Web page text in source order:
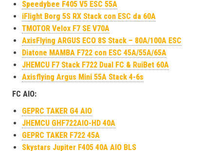
Speedybee F405 V5 ESC 55A
iFlight Borg 5S RX Stack con ESC da 60A
TMOTOR Velox F7 SE V70A
AxisFlying ARGUS ECO 8S Stack – 80A/100A ESC
Diatone MAMBA F722 con ESC 45A/55A/65A
JHEMCU F7 Stack F722 Dual FC & RuiBet 60A
Axisflying Argus Mini 55A Stack 4-6s
FC AIO:
GEPRC TAKER G4 AIO
JHEMCU GHF722AIO-HD 40A
GEPRC TAKER F722 45A
Skystars Jupiter F405 40A AIO BLS